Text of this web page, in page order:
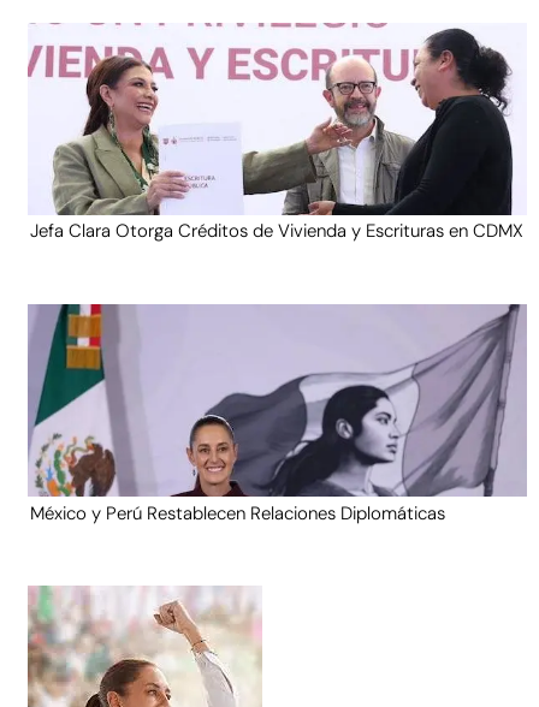
Jefa Clara Otorga Créditos de Vivienda y Escrituras en CDMX
México y Perú Restablecen Relaciones Diplomáticas